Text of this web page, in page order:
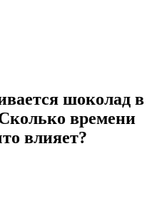
шоколад в
времени
влияет?